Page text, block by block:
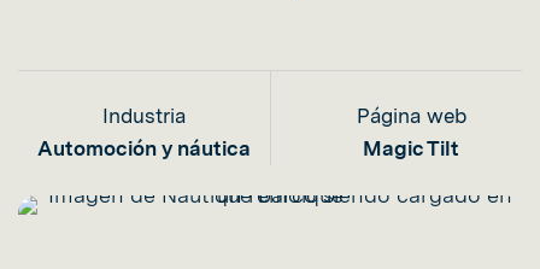
Industria
Automoción y náutica
Página web
Magic Tilt